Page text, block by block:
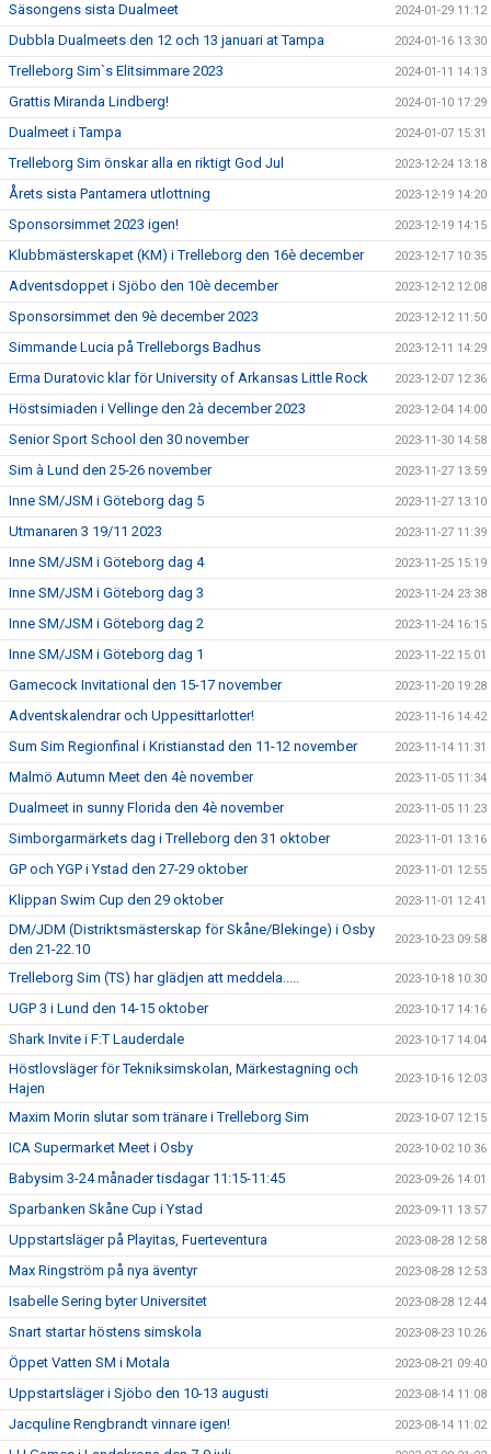
Säsongens sista Dualmeet 2024-01-29 11:12
Dubbla Dualmeets den 12 och 13 januari at Tampa 2024-01-16 13:30
Trelleborg Sim`s Elitsimmare 2023 2024-01-11 14:13
Grattis Miranda Lindberg! 2024-01-10 17:29
Dualmeet i Tampa 2024-01-07 15:31
Trelleborg Sim önskar alla en riktigt God Jul 2023-12-24 13:18
Årets sista Pantamera utlottning 2023-12-19 14:20
Sponsorsimmet 2023 igen! 2023-12-19 14:15
Klubbmästerskapet (KM) i Trelleborg den 16è december 2023-12-17 10:35
Adventsdoppet i Sjöbo den 10è december 2023-12-12 12:08
Sponsorsimmet den 9è december 2023 2023-12-12 11:50
Simmande Lucia på Trelleborgs Badhus 2023-12-11 14:29
Erma Duratovic klar för University of Arkansas Little Rock 2023-12-07 12:36
Höstsimiaden i Vellinge den 2à december 2023 2023-12-04 14:00
Senior Sport School den 30 november 2023-11-30 14:58
Sim à Lund den 25-26 november 2023-11-27 13:59
Inne SM/JSM i Göteborg dag 5 2023-11-27 13:10
Utmanaren 3 19/11 2023 2023-11-27 11:39
Inne SM/JSM i Göteborg dag 4 2023-11-25 15:19
Inne SM/JSM i Göteborg dag 3 2023-11-24 23:38
Inne SM/JSM i Göteborg dag 2 2023-11-24 16:15
Inne SM/JSM i Göteborg dag 1 2023-11-22 15:01
Gamecock Invitational den 15-17 november 2023-11-20 19:28
Adventskalendrar och Uppesittarlotter! 2023-11-16 14:42
Sum Sim Regionfinal i Kristianstad den 11-12 november 2023-11-14 11:31
Malmö Autumn Meet den 4è november 2023-11-05 11:34
Dualmeet in sunny Florida den 4è november 2023-11-05 11:23
Simborgarmärkets dag i Trelleborg den 31 oktober 2023-11-01 13:16
GP och YGP i Ystad den 27-29 oktober 2023-11-01 12:55
Klippan Swim Cup den 29 oktober 2023-11-01 12:41
DM/JDM (Distriktsmästerskap för Skåne/Blekinge) i Osby
den 21-22.10
2023-10-23 09:58
Trelleborg Sim (TS) har glädjen att meddela..... 2023-10-18 10:30
UGP 3 i Lund den 14-15 oktober 2023-10-17 14:16
Shark Invite i F:T Lauderdale 2023-10-17 14:04
Höstlovsläger för Tekniksimskolan, Märkestagning och
Hajen
2023-10-16 12:03
Maxim Morin slutar som tränare i Trelleborg Sim 2023-10-07 12:15
ICA Supermarket Meet i Osby 2023-10-02 10:36
Babysim 3-24 månader tisdagar 11:15-11:45 2023-09-26 14:01
Sparbanken Skåne Cup i Ystad 2023-09-11 13:57
Uppstartsläger på Playitas, Fuerteventura 2023-08-28 12:58
Max Ringström på nya äventyr 2023-08-28 12:53
Isabelle Sering byter Universitet 2023-08-28 12:44
Snart startar höstens simskola 2023-08-23 10:26
Öppet Vatten SM i Motala 2023-08-21 09:40
Uppstartsläger i Sjöbo den 10-13 augusti 2023-08-14 11:08
Jacquline Rengbrandt vinnare igen! 2023-08-14 11:02